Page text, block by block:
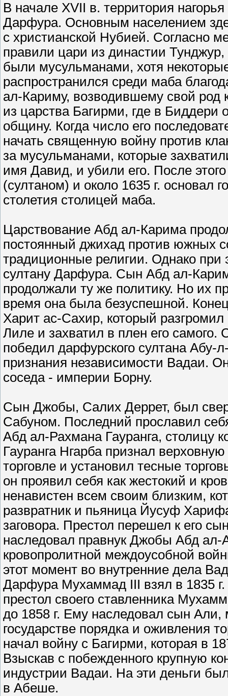
В начале XVII в. территория
Дарфура. Основным населением
с христианской Нубией. Согласно
правили цари из династии
были мусульманами, хотя
распространился среди маба
ал-Кариму, возводившему свой
из царства Багирми, где в
общину. Когда число его
начать священную войну против
за мусульманами, которые
имя Давид, и убили его. После
(султаном) и около 1635 г. основал
столетия столицей маба.
Царствование Абд ал-Карима
постоянный джихад против южных
традиционные религии. Однако
султану Дарфура. Сын Абд ал-
продолжали ту же политику. Но их
время она была безуспешной.
Харит ас-Сахир, который
Лиле и захватил в плен его
победил дарфурского султана
признания независимости Вадаи.
соседа - империи Борну.
Сын Джобы, Салих Деррет, был
Сабуном. Последний прославил
Абд ал-Рахмана Гауранга, столицу
Гауранга Нгарба признал
торговле и установил тесные
он проявил себя как жестокий и
ненавистен всем своим близким,
развратник и пьяница Йусуф
заговора. Престол перешел к его
наследовал правнук Джобы Абд
кровопролитной междоусобной
этот момент во внутренние дела
Дарфура Мухаммад III взял в 1835 г.
престол своего ставленника
до 1858 г. Ему наследовал сын
государстве порядка и оживления
начал войну с Багирми, которая в
Взыскав с побежденного крупную
индустрии Вадаи. На эти деньги
в Абеше.